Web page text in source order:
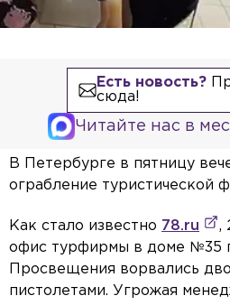
Есть новость?
сюда!
Читайте нас в
В Петербурге в пятницу
ограбление туристической
Как стало известно 78.ru
,
офис турфирмы в доме №35
Просвещения ворвались
пистолетами. Угрожая